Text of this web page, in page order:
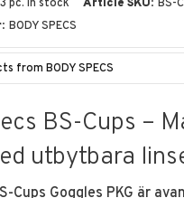
3 pc. in stock Article SKU BS-
BODY SPECS
from BODY SPECS
BS-Cups –
utbytbara
Cups Goggles PKG är